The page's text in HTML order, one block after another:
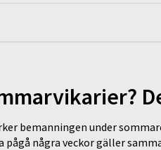
bemanningen under
pågå några veckor gäller